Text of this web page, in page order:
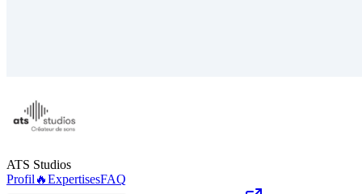
ATS Studios
Profil 🔥ExpertisesFAQ